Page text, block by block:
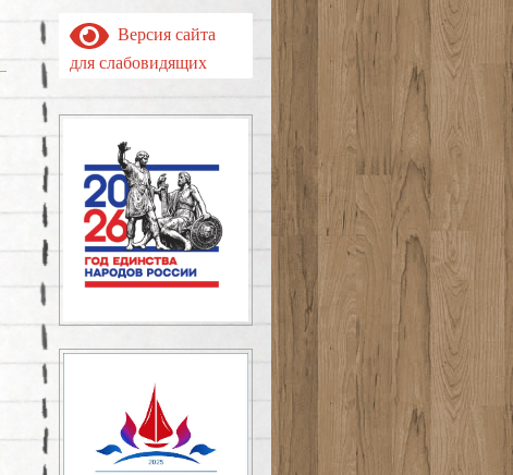
Версия сайта
для слабовидящих